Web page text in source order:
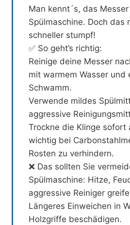
Man kennt´s, das
Spülmaschine. Doch das
schneller stumpf!
✅ So geht’s richtig:
Reinige deine Messer
mit warmem Wasser und
Schwamm.
Verwende mildes
aggressive
Trockne die Klinge sofort
wichtig bei
Rosten zu verhindern.
❌ Das sollten Sie
Spülmaschine: Hitze,
aggressive Reiniger
Längeres Einweichen in
Holzgriffe beschädigen.